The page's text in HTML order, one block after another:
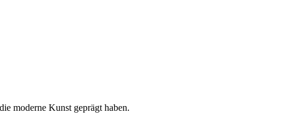
moderne Kunst geprägt haben.